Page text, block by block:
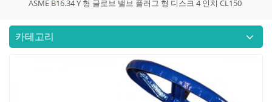
ASME B16.34 Y 형 글로브 밸브 플러그 형 디스크 4 인치 CL150
카테고리